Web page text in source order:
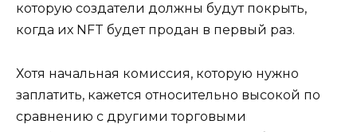
которую создатели должны будут покрыть,
когда их NFT будет продан в первый раз.
Хотя начальная комиссия, которую нужно
заплатить, кажется относительно высокой по
сравнению с другими торговыми